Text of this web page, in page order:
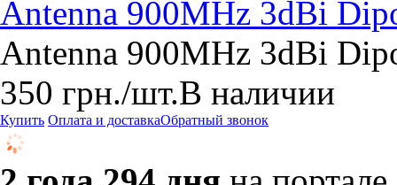
Antenna 900MHz 3dBi
Antenna 900MHz 3dBi
350 грн./шт.В наличии
Купить Оплата и доставкаОбратный звонок